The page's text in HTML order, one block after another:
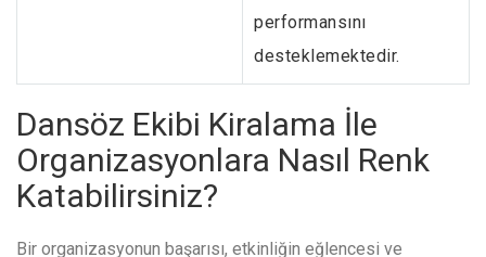
performansını
desteklemektedir.
Dansöz Ekibi Kiralama İle
Organizasyonlara Nasıl Renk
Katabilirsiniz?
Bir organizasyonun başarısı, etkinliğin eğlencesi ve